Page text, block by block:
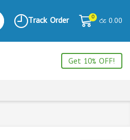
Track Order 0 රු 0.00
Get 10% OFF!